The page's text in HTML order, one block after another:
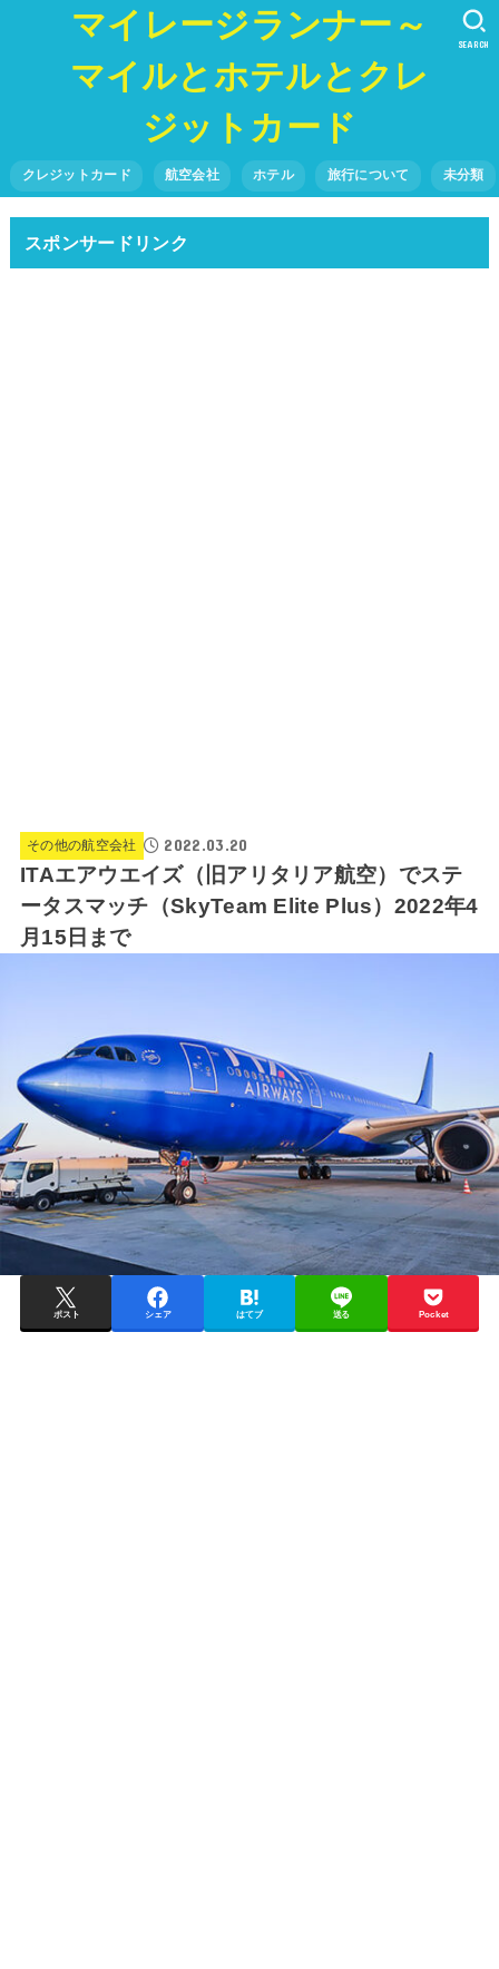
マイレージランナー～
マイルとホテルとクレ
ジットカード
クレジットカード 航空会社 ホテル 旅行について 未分類
SEARCH
スポンサードリンク
その他の航空会社 2022.03.20
ITAエアウエイズ（旧アリタリア航空）でステ
ータスマッチ（SkyTeam Elite Plus）2022年4
月15日まで
ポスト シェア はてブ 送る Pocket